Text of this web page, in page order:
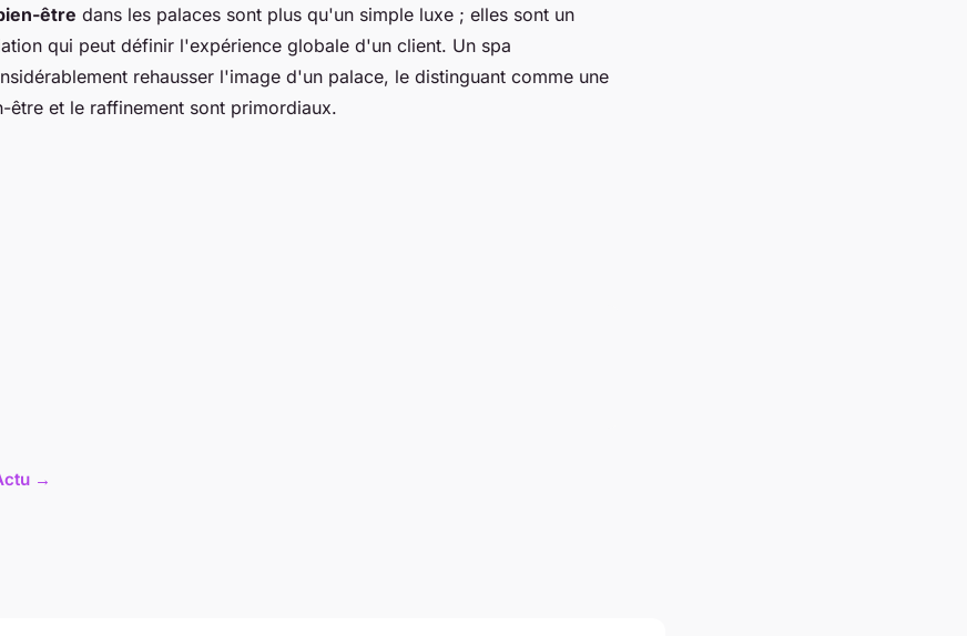
être dans les palaces sont plus qu'un simple luxe ; elles sont un
qui peut définir l'expérience globale d'un client. Un spa
rehausser l'image d'un palace, le distinguant comme une
être et le raffinement sont primordiaux.
→